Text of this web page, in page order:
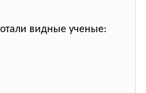
видные ученые: